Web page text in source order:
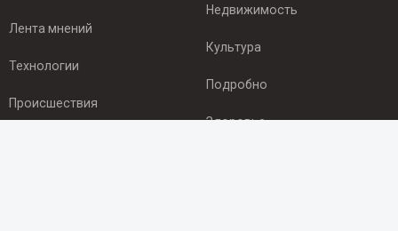
Лента мнений
Технологии
Происшествия
Недвижимость
Культура
Подробно
Здоровье